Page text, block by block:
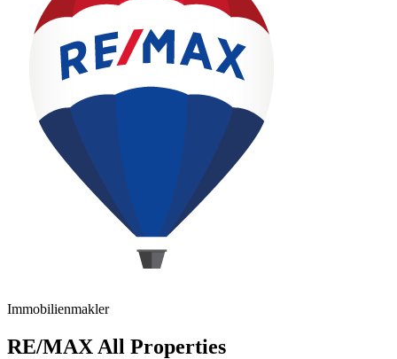
Immobilienmakler
RE/MAX All Properties